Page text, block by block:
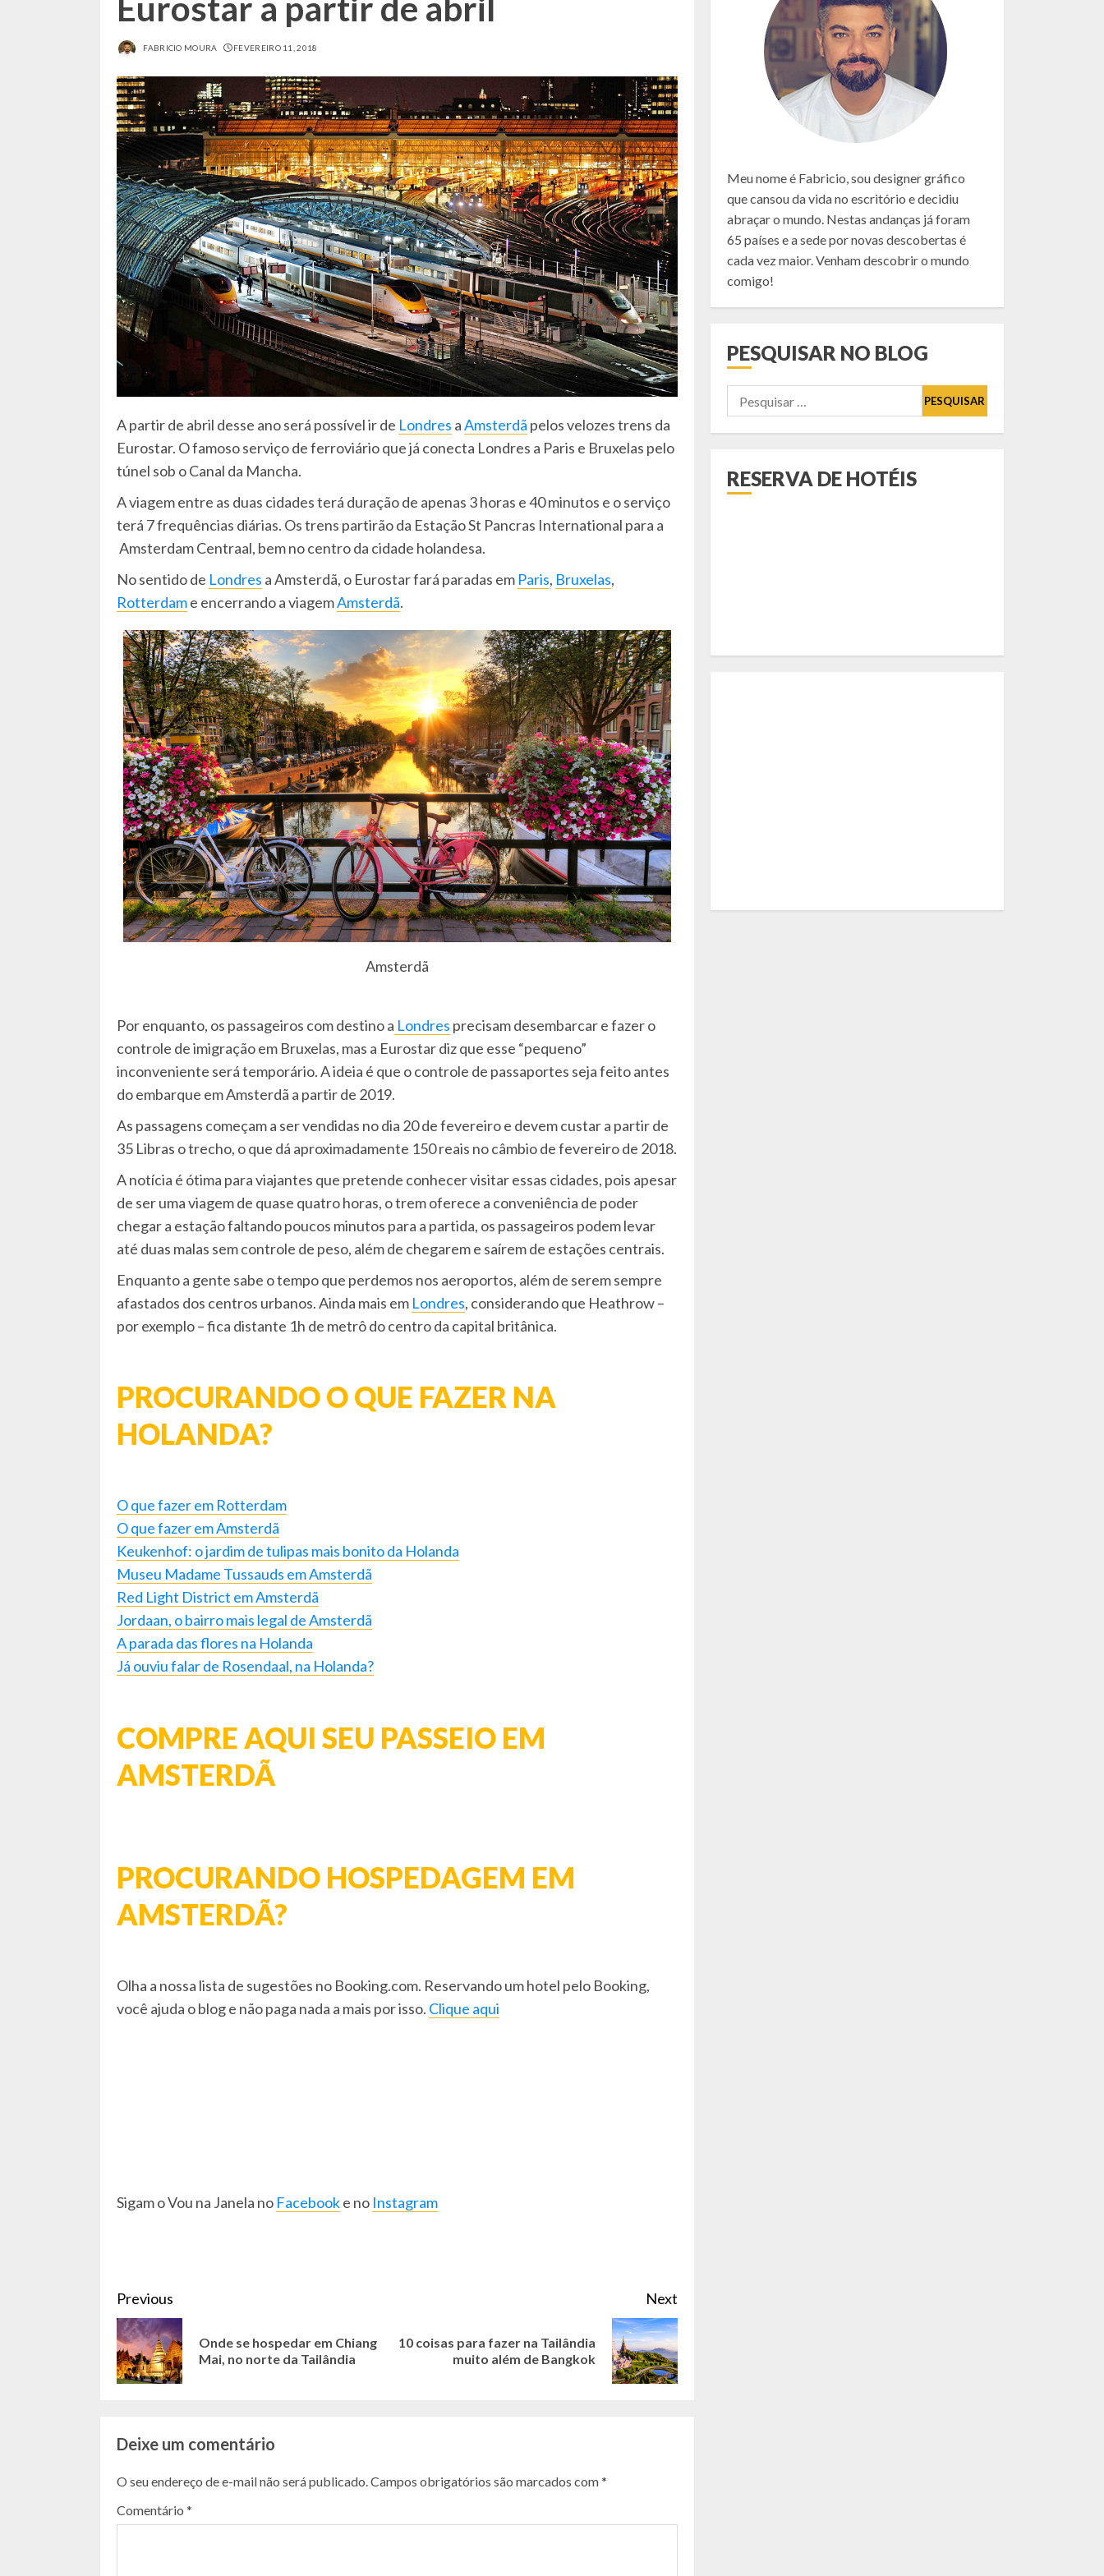
Eurostar a partir de abril
FABRICIO MOURA FEVEREIRO 11, 2018
A partir de abril desse ano será possível ir de Londres aAmsterdã pelos velozes trens da
Eurostar. O famoso serviço de ferroviário que já conecta Londres a Paris e Bruxelas pelo
túnel sob o Canal da Mancha.
A viagem entre as duas cidades terá duração de apenas 3 horas e 40 minutos e o serviço
terá 7 frequências diárias. Os trens partirão da Estação St Pancras International para a
Amsterdam Centraal, bem no centro da cidade holandesa.
No sentido de Londres a Amsterdã, o Eurostar fará paradas em Paris, Bruxelas,
Rotterdame encerrando a viagemAmsterdã.
Amsterdã
Por enquanto, os passageiros com destino a Londres precisam desembarcar e fazer o
controle de imigração em Bruxelas, mas a Eurostar diz que esse “pequeno”
inconveniente será temporário. A ideia é que o controle de passaportes seja feito antes
do embarque em Amsterdã a partir de 2019.
As passagens começam a ser vendidas no dia 20 de fevereiro e devem custar a partir de
35 Libras o trecho, o que dá aproximadamente 150 reais no câmbio de fevereiro de 2018.
A notícia é ótima para viajantes que pretende conhecer visitar essas cidades, pois apesar
de ser uma viagem de quase quatro horas, o trem oferece a conveniência de poder
chegar a estação faltando poucos minutos para a partida, os passageiros podem levar
até duas malas sem controle de peso, além de chegarem e saírem de estações centrais.
Enquanto a gente sabe o tempo que perdemos nos aeroportos, além de serem sempre
afastados dos centros urbanos. Ainda mais em Londres, considerando que Heathrow –
por exemplo – fica distante 1h de metrô do centro da capital britânica.
PROCURANDO O QUE FAZER NA
HOLANDA?
O que fazer em Rotterdam
O que fazer em Amsterdã
Keukenhof: o jardim de tulipas mais bonito da Holanda
Museu Madame Tussauds em Amsterdã
Red Light District em Amsterdã
Jordaan, o bairro mais legal de Amsterdã
A parada das flores na Holanda
Já ouviu falar de Rosendaal, na Holanda?
COMPRE AQUI SEU PASSEIO EM
AMSTERDÃ
PROCURANDO HOSPEDAGEM EM
AMSTERDÃ?
Olha a nossa lista de sugestões no Booking.com. Reservando um hotel pelo Booking,
você ajuda o blog e não paga nada a mais por isso. Clique aqui
Sigam o Vou na Janela no Facebooke no Instagram
CONTINUE
READING
Previous
Previous
Onde se hospedar em Chiang
Mai, no norte da Tailândia
Next
Next
10 coisas para fazer na Tailândia
muito além de Bangkok
Deixe um comentário
O seu endereço de e-mail não será publicado. Campos obrigatórios são marcados com*
Comentário *
Meu nome é Fabricio, sou designer gráfico
que cansou da vida no escritório e decidiu
abraçar o mundo. Nestas andanças já foram
65 países e a sede por novas descobertas é
cada vez maior. Venham descobrir o mundo
comigo!
PESQUISAR NO BLOG
Pesquisar
por:
RESERVA DE HOTÉIS